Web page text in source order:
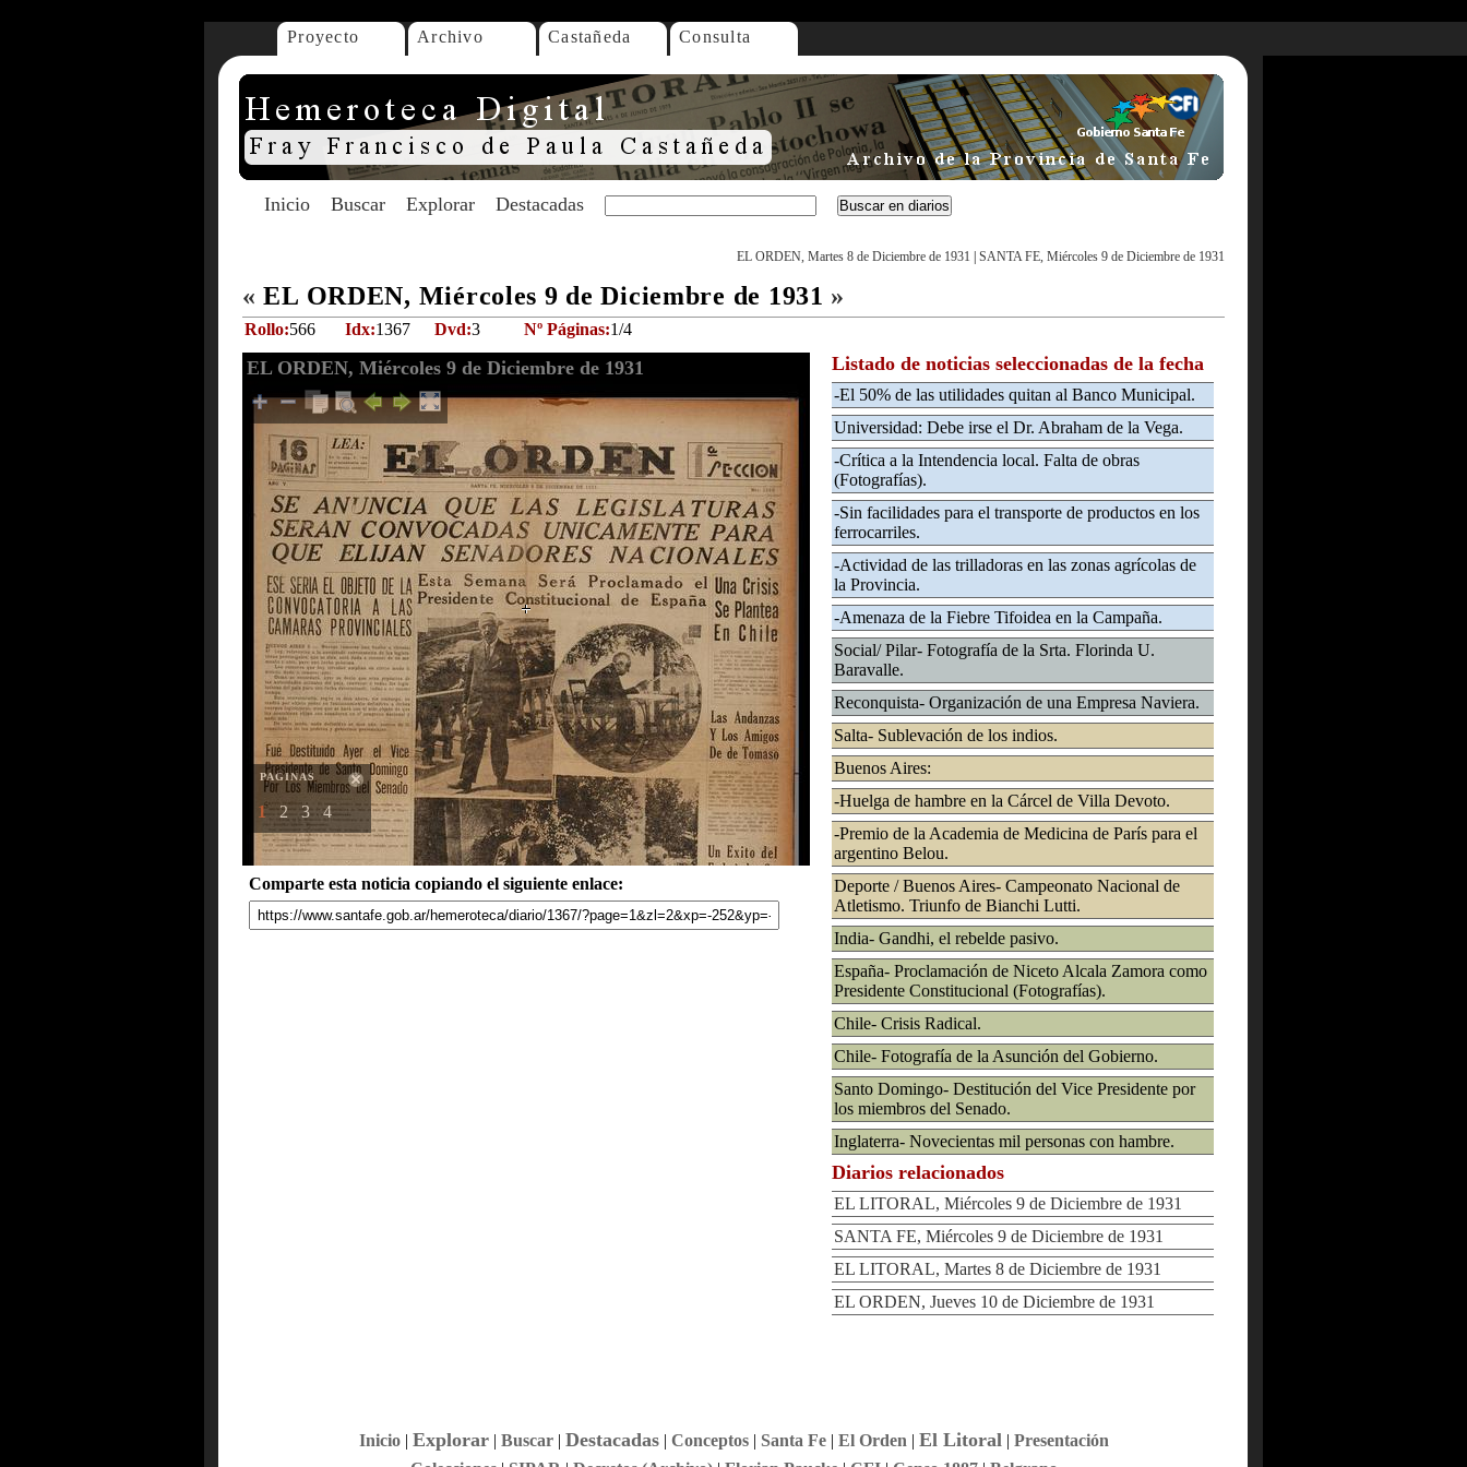
Proyecto Archivo Castañeda Consulta
Inicio Buscar Explorar Destacadas
EL ORDEN, Martes 8 de Diciembre de 1931 SANTA FE, Miércoles 9 de Diciembre de 1931
« EL ORDEN, Miércoles 9 de Diciembre de 1931 »
Rollo:566 Idx:1367 Dvd:3 Nº Páginas:1/4
EL ORDEN, Miércoles 9 de Diciembre de 1931
PAGINAS
1 2 3 4
Comparte esta noticia copiando el siguiente enlace:
Listado de noticias seleccionadas de la fecha
-El 50% de las utilidades quitan al Banco Municipal.
Universidad: Debe irse el Dr. Abraham de la Vega.
-Crítica a la Intendencia local. Falta de obras
(Fotografías).
-Sin facilidades para el transporte de productos en los
ferrocarriles.
-Actividad de las trilladoras en las zonas agrícolas de
la Provincia.
-Amenaza de la Fiebre Tifoidea en la Campaña.
Social/ Pilar- Fotografía de la Srta. Florinda U.
Baravalle.
Reconquista- Organización de una Empresa Naviera.
Salta- Sublevación de los indios.
Buenos Aires:
-Huelga de hambre en la Cárcel de Villa Devoto.
-Premio de la Academia de Medicina de París para el
argentino Belou.
Deporte / Buenos Aires- Campeonato Nacional de
Atletismo. Triunfo de Bianchi Lutti.
India- Gandhi, el rebelde pasivo.
España- Proclamación de Niceto Alcala Zamora como
Presidente Constitucional (Fotografías).
Chile- Crisis Radical.
Chile- Fotografía de la Asunción del Gobierno.
Santo Domingo- Destitución del Vice Presidente por
los miembros del Senado.
Inglaterra- Novecientas mil personas con hambre.
Diarios relacionados
EL LITORAL, Miércoles 9 de Diciembre de 1931
SANTA FE, Miércoles 9 de Diciembre de 1931
EL LITORAL, Martes 8 de Diciembre de 1931
EL ORDEN, Jueves 10 de Diciembre de 1931
Inicio| Explorar| Buscar| Destacadas| Conceptos| Santa Fe| El Orden | El Litoral | Presentación